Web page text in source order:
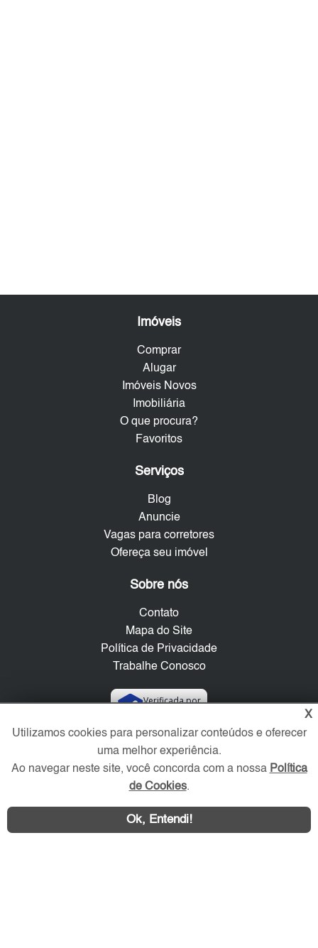
Imóveis
Comprar
Alugar
Imóveis Novos
Imobiliária
O que procura?
Favoritos
Serviços
Blog
Anuncie
Vagas para corretores
Ofereça seu imóvel
Sobre nós
Contato
Mapa do Site
Política de Privacidade
Trabalhe Conosco
Verificada por
Redes Sociais
X
Utilizamos cookies para personalizar conteúdos e oferecer
uma melhor experiência.
Ao navegar neste site, você concorda com a nossa Política
de Cookies.
Ok, Entendi!